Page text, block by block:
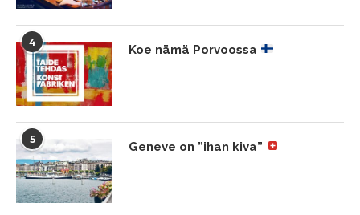
4
Koe nämä Porvoossa
5
Geneve on ”ihan kiva”